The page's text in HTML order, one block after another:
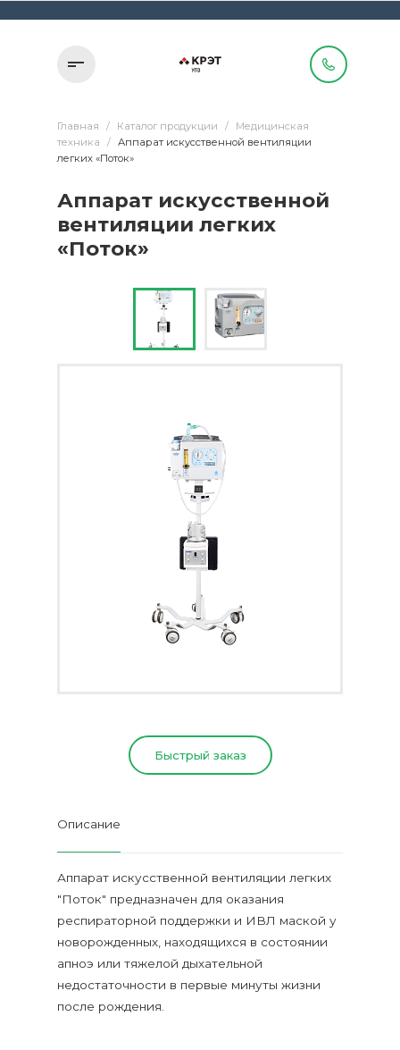
Главная / Каталог продукции /
Медицинская
техника
/ Аппарат искусственной вентиляции
легких «Поток»
Аппарат искусственной
вентиляции легких
«Поток»
Быстрый заказ
Описание
Аппарат искусственной вентиляции легких
"Поток" предназначен для оказания
респираторной поддержки и ИВЛ маской у
новорожденных, находящихся в состоянии
апноэ или тяжелой дыхательной
недостаточности в первые минуты жизни
после рождения.